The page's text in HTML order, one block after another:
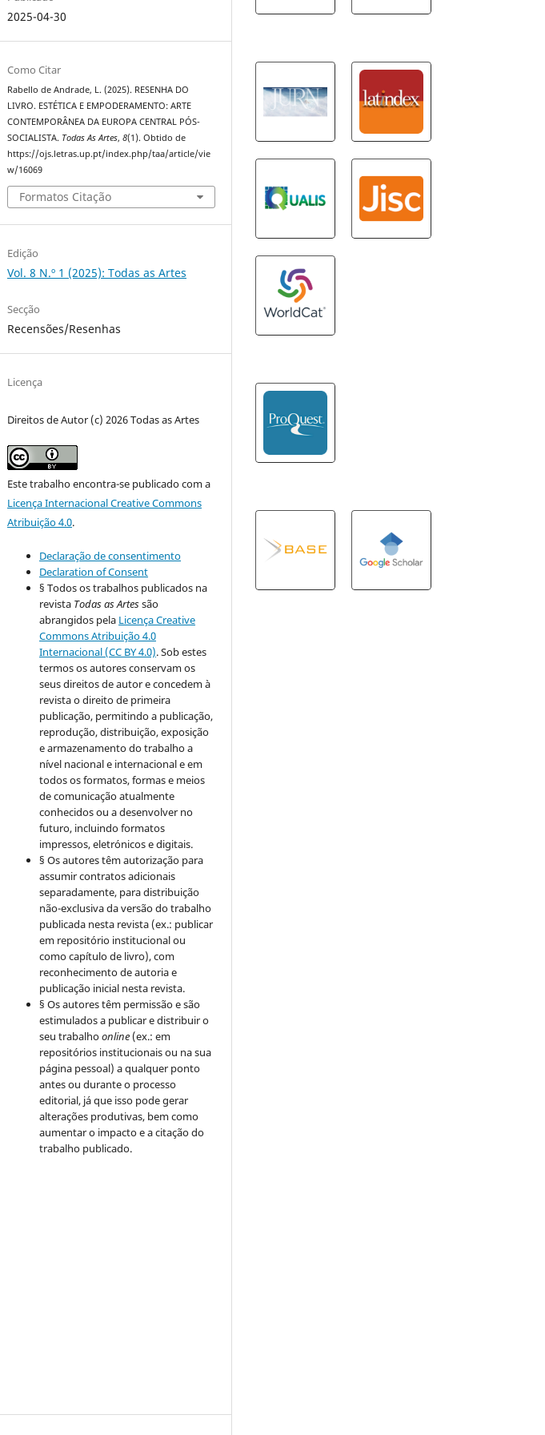
2025-04-30
Como Citar
Rabello de Andrade, L. (2025). RESENHA DO
LIVRO. ESTÉTICA E EMPODERAMENTO: ARTE
CONTEMPORÂNEA DA EUROPA CENTRAL PÓS-
SOCIALISTA. Todas As Artes,8(1). Obtido de
https://ojs.letras.up.pt/index.php/taa/article/vie
w/16069
Formatos Citação
Edição
Vol. 8 N.º 1 (2025): Todas as Artes
Secção
Recensões/Resenhas
Licença
Direitos de Autor (c) 2026 Todas as Artes
Este trabalho encontra-se publicado com a
Licença Internacional Creative Commons
Atribuição 4.0.
Declaração de consentimento
Declaration of Consent
§ Todos os trabalhos publicados na
revista Todas as Artessão
abrangidos pela Licença Creative
Commons Atribuição 4.0
Internacional (CC BY 4.0). Sob estes
termos os autores conservam os
seus direitos de autor e concedem à
revista o direito de primeira
publicação, permitindo a publicação,
reprodução, distribuição, exposição
e armazenamento do trabalho a
nível nacional e internacional e em
todos os formatos, formas e meios
de comunicação atualmente
conhecidos ou a desenvolver no
futuro, incluindo formatos
impressos, eletrónicos e digitais.
§ Os autores têm autorização para
assumir contratos adicionais
separadamente, para distribuição
não-exclusiva da versão do trabalho
publicada nesta revista (ex.: publicar
em repositório institucional ou
como capítulo de livro), com
reconhecimento de autoria e
publicação inicial nesta revista.
§ Os autores têm permissão e são
estimulados a publicar e distribuir o
seu trabalhoonline (ex.: em
repositórios institucionais ou na sua
página pessoal) a qualquer ponto
antes ou durante o processo
editorial, já que isso pode gerar
alterações produtivas, bem como
aumentar o impacto e a citação do
trabalho publicado.